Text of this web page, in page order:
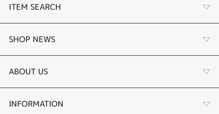
ITEM SEARCH
婚約指輪
結婚指輪
セットリング
SHOP NEWS
ふくい時計宝石修理研究所
タケウチのこだわり
ABOUT US
会社概要
INFORMATION